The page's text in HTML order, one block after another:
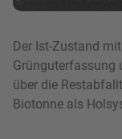
Der Ist-Zustand
Grünguterfassung
über die
Biotonne als